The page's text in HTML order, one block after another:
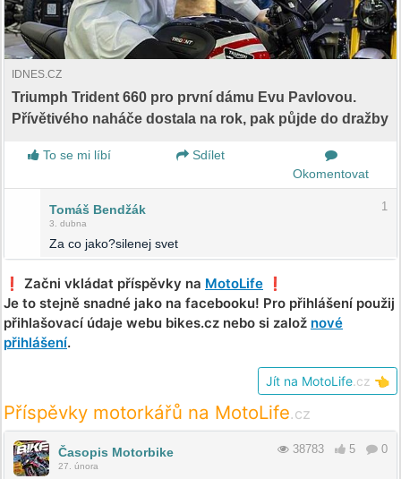
IDNES.CZ
Triumph Trident 660 pro první dámu Evu Pavlovou.
Přívětivého naháče dostala na rok, pak půjde do dražby
To se mi líbí
Sdílet
Okomentovat
Tomáš Bendžák
3. dubna
1
Za co jako?silenej svet
❗️ Začni vkládat příspěvky na MotoLife ❗️
Je to stejně snadné jako na facebooku! Pro přihlášení použij
přihlašovací údaje webu bikes.cz nebo si založ nové
přihlášení.
Jít na MotoLife .cz 👈
Příspěvky motorkářů na MotoLife.cz
Časopis Motorbike
27. února
38783 5 0